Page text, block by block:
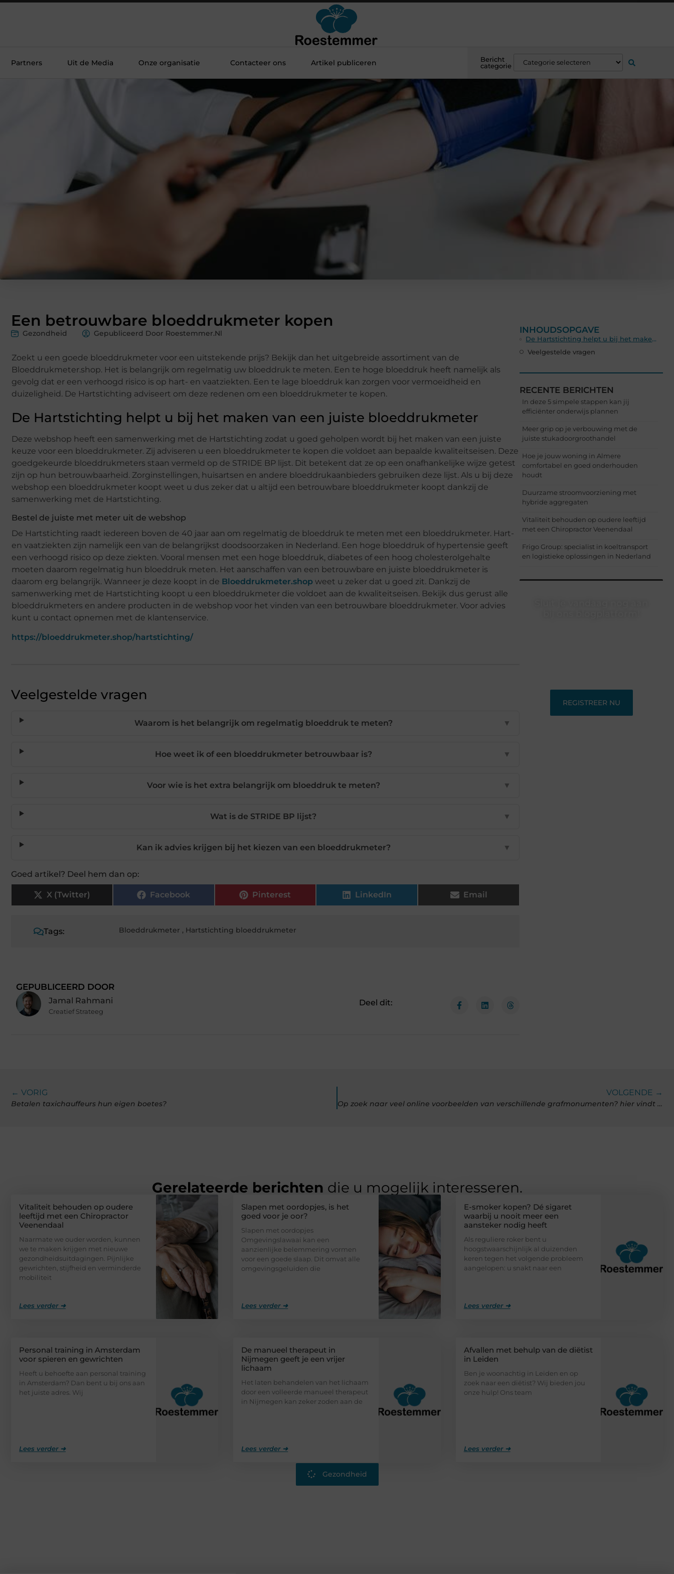
Partners Uit de Media Onze organisatie Contacteer ons Artikel publiceren
Bericht
categorie
Een betrouwbare bloeddrukmeter kopen
Gezondheid Gepubliceerd Door Roestemmer.nl
Zoekt u een goede bloeddrukmeter voor een uitstekende prijs? Bekijk dan het uitgebreide assortiment van de
Bloeddrukmeter.shop. Het is belangrijk om regelmatig uw bloeddruk te meten. Een te hoge bloeddruk heeft namelijk als
gevolg dat er een verhoogd risico is op hart- en vaatziekten. Een te lage bloeddruk kan zorgen voor vermoeidheid en
duizeligheid. De Hartstichting adviseert om deze redenen om een bloeddrukmeter te kopen.
De Hartstichting helpt u bij het maken van een juiste bloeddrukmeter
Deze webshop heeft een samenwerking met de Hartstichting zodat u goed geholpen wordt bij het maken van een juiste
keuze voor een bloeddrukmeter. Zij adviseren u een bloeddrukmeter te kopen die voldoet aan bepaalde kwaliteitseisen. Deze
goedgekeurde bloeddrukmeters staan vermeld op de STRIDE BP lijst. Dit betekent dat ze op een onafhankelijke wijze getest
zijn op hun betrouwbaarheid. Zorginstellingen, huisartsen en andere bloeddrukaanbieders gebruiken deze lijst. Als u bij deze
webshop een bloeddrukmeter koopt weet u dus zeker dat u altijd een betrouwbare bloeddrukmeter koopt dankzij de
samenwerking met de Hartstichting.
Bestel de juiste met meter uit de webshop
De Hartstichting raadt iedereen boven de 40 jaar aan om regelmatig de bloeddruk te meten met een bloeddrukmeter. Hart-
en vaatziekten zijn namelijk een van de belangrijkst doodsoorzaken in Nederland. Een hoge bloeddruk of hypertensie geeft
een verhoogd risico op deze ziekten. Vooral mensen met een hoge bloeddruk, diabetes of een hoog cholesterolgehalte
moeten daarom regelmatig hun bloeddruk meten. Het aanschaffen van een betrouwbare en juiste bloeddrukmeter is
daarom erg belangrijk. Wanneer je deze koopt in de Bloeddrukmeter.shop weet u zeker dat u goed zit. Dankzij de
samenwerking met de Hartstichting koopt u een bloeddrukmeter die voldoet aan de kwaliteitseisen. Bekijk dus gerust alle
bloeddrukmeters en andere producten in de webshop voor het vinden van een betrouwbare bloeddrukmeter. Voor advies
kunt u contact opnemen met de klantenservice.
https://bloeddrukmeter.shop/hartstichting/
Veelgestelde vragen
Waarom is het belangrijk om regelmatig bloeddruk te meten? ▼
Hoe weet ik of een bloeddrukmeter betrouwbaar is? ▼
Voor wie is het extra belangrijk om bloeddruk te meten? ▼
Wat is de STRIDE BP lijst? ▼
Kan ik advies krijgen bij het kiezen van een bloeddrukmeter? ▼
Goed artikel? Deel hem dan op:
X (Twitter) Facebook Pinterest LinkedIn Email
Tags: Bloeddrukmeter , Hartstichting bloeddrukmeter
GEPUBLICEERD DOOR
Jamal Rahmani
Creatief Strateeg
Deel dit:
INHOUDSOPGAVE
De Hartstichting helpt u bij het maken van een juiste bloeddrukmeter
Veelgestelde vragen
RECENTE BERICHTEN
In deze 5 simpele stappen kan jij
efficiënter onderwijs plannen
Meer grip op je verbouwing met de
juiste stukadoorgroothandel
Hoe je jouw woning in Almere
comfortabel en goed onderhouden
houdt
Duurzame stroomvoorziening met
hybride aggregaten
Vitaliteit behouden op oudere leeftijd
met een Chiropractor Veenendaal
Frigo Group: specialist in koeltransport
en logistieke oplossingen in Nederland
REGISTREER NU
← VORIG
Betalen taxichauffeurs hun eigen boetes?
VOLGENDE →
Op zoek naar veel online voorbeelden van verschillende grafmonumenten? hier vindt je ze!
Gerelateerde berichten die u mogelijk interesseren.
Vitaliteit behouden op oudere
leeftijd met een Chiropractor
Veenendaal
Naarmate we ouder worden, kunnen
we te maken krijgen met nieuwe
gezondheidsuitdagingen. Pijnlijke
gewrichten, stijfheid en verminderde
mobiliteit
Lees verder ➜
Slapen met oordopjes, is het
goed voor je oor?
Slapen met oordopjes
Omgevingslawaai kan een
aanzienlijke belemmering vormen
voor een goede slaap. Dit omvat alle
omgevingsgeluiden die
Lees verder ➜
E-smoker kopen? Dé sigaret
waarbij u nooit meer een
aansteker nodig heeft
Als reguliere roker bent u
hoogstwaarschijnlijk al duizenden
keren tegen het volgende probleem
aangelopen: u snakt naar een
Lees verder ➜
Personal training in Amsterdam
voor spieren en gewrichten
Heeft u behoefte aan personal training
in Amsterdam? Dan bent u bij ons aan
het juiste adres. Wij
Lees verder ➜
De manueel therapeut in
Nijmegen geeft je een vrijer
lichaam
Het laten behandelen van het lichaam
door een volleerde manueel therapeut
in Nijmegen kan zeker zoden aan de
Lees verder ➜
Afvallen met behulp van de diëtist
in Leiden
Ben je woonachtig in Leiden en op
zoek naar een diëtist? Wij bieden jou
onze hulp! Ons team
Lees verder ➜
Gezondheid